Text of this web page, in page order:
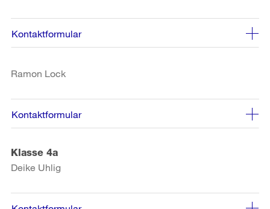
Kontaktformular
Ramon Lock
Kontaktformular
Klasse 4a
Deike Uhlig